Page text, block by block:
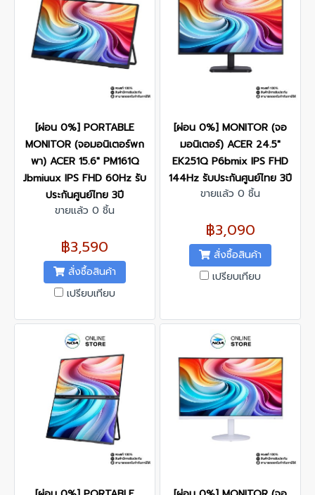
[ผ่อน 0%] PORTABLE
MONITOR (จอมอนิเตอร์พก
พา) ACER 15.6" PM161Q
Jbmiuux IPS FHD 60Hz รับ
ประกันศูนย์ไทย 3ปี
ขายแล้ว 0 ชิ้น
฿3,590
สั่งซื้อสินค้า
เปรียบเทียบ
[ผ่อน 0%] MONITOR (จอ
มอนิเตอร์) ACER 24.5"
EK251Q P6bmix IPS FHD
144Hz รับประกันศูนย์ไทย 3ปี
ขายแล้ว 0 ชิ้น
฿3,090
สั่งซื้อสินค้า
เปรียบเทียบ